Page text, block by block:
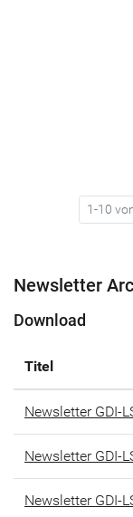
1-10
Newsletter
Download
Titel
Newsletter GDI-
Newsletter GDI-
Newsletter GDI-